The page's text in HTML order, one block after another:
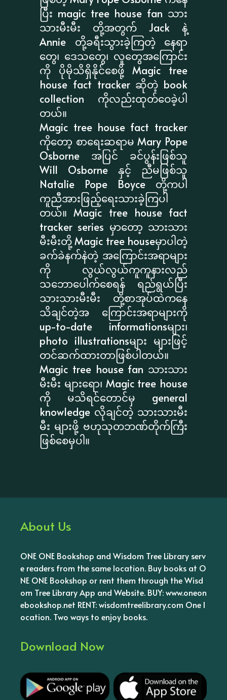
ပြီး magic tree house fan သား
သားမီးမီး တို့အတွက် Jack နဲ့
Annie တို့ခရီးသွားခဲ့ကြတဲ့ နေရာ
တွေ၊ ဒေသတွေ၊ လူတွေအကြောင်း
ကို ပိုမိုသိရှိနိုင်စေဖို့ Magic tree
house fact tracker ဆိုတဲ့ book
collection ကိုလည်းထုတ်ဝေခဲ့ပါ
တယ်။
Magic tree house fact tracker
ကိုတော့ စာရေးဆရာမ Mary Pope
Osborne အပြင် ခင်ပွန်းဖြစ်သူ
Will Osborne နှင့် ညီမဖြစ်သူ
Natalie Pope Boyce တို့ကပါ
ကူညီအားဖြည့်ရေးသားခဲ့ကြပါ
တယ်။ Magic tree house fact
tracker series မှာတော့ သားသား
မီးမီးတို့ Magic tree houseမှာပါတဲ့
ခက်ခဲနက်နဲတဲ့ အကြောင်းအရာများ
ကို လွယ်လွယ်ကူကူနားလည်
သဘောပေါက်စေရန် ရည်ရွယ်ပြီး
သားသားမီးမီး တို့စာအုပ်ထဲကနေ
သိချင်တဲ့အ ကြောင်းအရာများကို
up-to-date informationsများ၊
photo illustrationsများ များဖြင့်
တင်ဆက်ထားတာဖြစ်ပါတယ်။
Magic tree house fan သားသား
မီးမီး များရော၊ Magic tree house
ကို မသိရင်တောင်မှ general
knowledge လိုချင်တဲ့ သားသားမီး
မီး များဖို့ ဗဟုသုတဘဏ်တိုက်ကြီး
ဖြစ်စေမှပါ။
About Us
ONE ONE Bookshop and Wisdom Tree Library serv
e readers from the same location. Buy books at O
NE ONE Bookshop or rent them through the Wisd
om Tree Library App and Website. BUY: www.oneon
ebookshop.net RENT: wisdomtreelibrary.com One l
ocation. Two ways to enjoy books.
Download Now